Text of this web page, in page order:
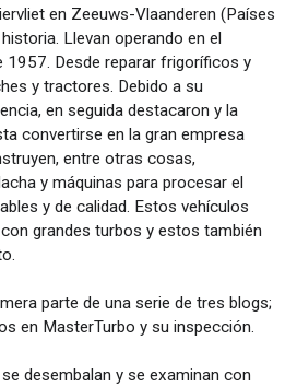
en Zeeuws-Vlaanderen (Países
Llevan operando en el
1957. Desde reparar frigoríficos y
y tractores. Debido a su
en seguida destacaron y la
convertirse en la gran empresa
entre otras cosas,
y máquinas para procesar el
y de calidad. Estos vehículos
grandes turbos y estos también
parte de una serie de tres blogs;
en MasterTurbo y su inspección.
desembalan y se examinan con